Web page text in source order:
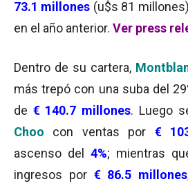
73.1 millones (u$s 81
en el año anterior. Ver press
Dentro de su cartera,
más trepó con una suba del
de € 140.7 millones. Luego
Choo con ventas por €
ascenso del 4%; mientras
ingresos por € 86.5 millones